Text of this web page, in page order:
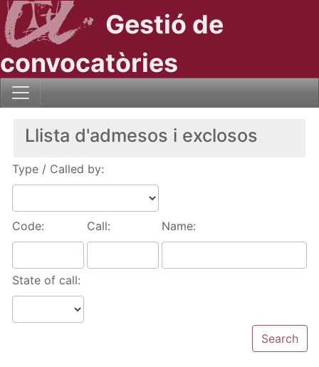
Gestió de
convocatòries
Llista d'admesos i exclosos
Type / Called by:
Code: Call: Name:
State of call: